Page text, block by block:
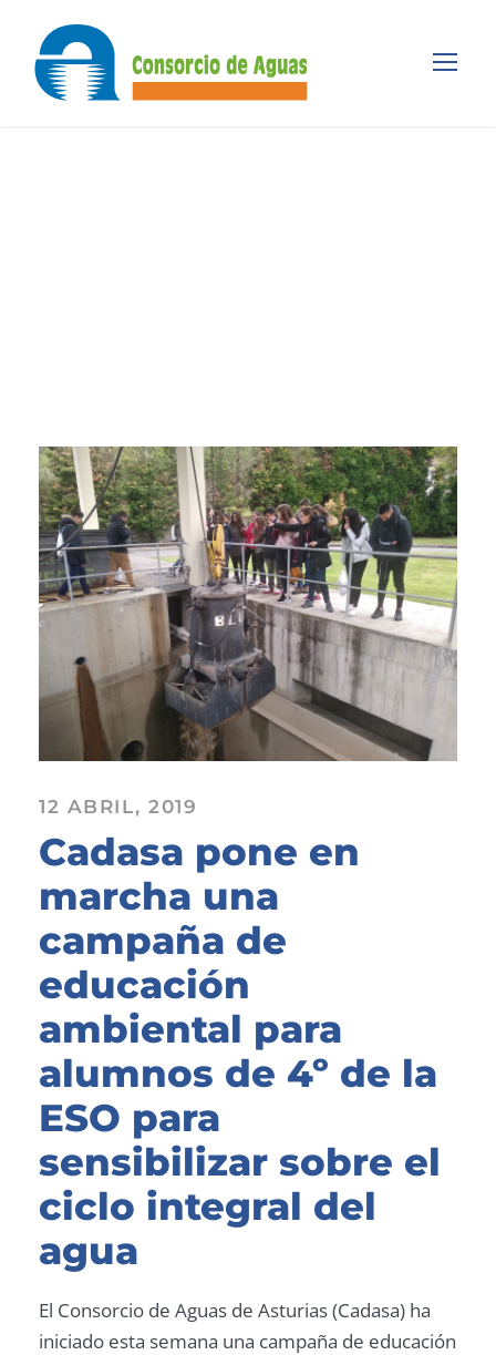
12 ABRIL, 2019
Cadasa pone en
marcha una
campaña de
educación
ambiental para
alumnos de 4º de la
ESO para
sensibilizar sobre el
ciclo integral del
agua
El Consorcio de Aguas de Asturias (Cadasa) ha
iniciado esta semana una campaña de educación